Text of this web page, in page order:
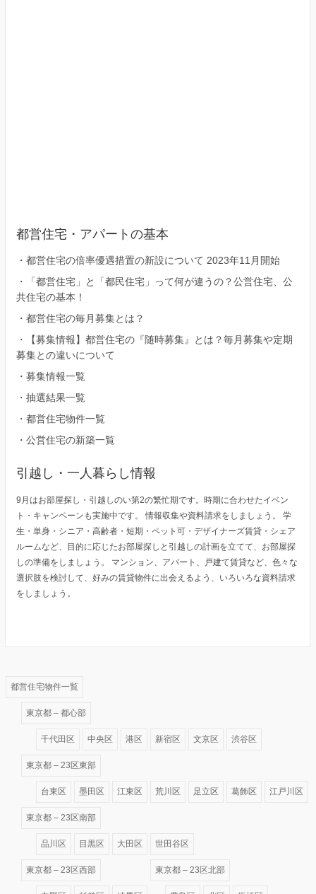
都営住宅・アパートの基本
・ 都営住宅の倍率優遇措置の新設について 2023年11月開始
・
「都営住宅」と「都民住宅」って何が違うの？公営住宅、公
共住宅の基本！
・ 都営住宅の毎月募集とは？
・
【募集情報】都営住宅の『随時募集』とは？毎月募集や定期
募集との違いについて
・ 募集情報一覧
・ 抽選結果一覧
・ 都営住宅物件一覧
・ 公営住宅の新築一覧
引越し・一人暮らし情報
9月はお部屋探し・引越しのい第2の繁忙期です。時期に合わせたイベン
ト・キャンペーンも実施中です。 情報収集や資料請求をしましょう。 学
生・単身・シニア・高齢者・短期・ペット可・デザイナーズ賃貸・シェア
ルームなど、目的に応じたお部屋探しと引越しの計画を立てて、お部屋探
しの準備をしましょう。 マンション、アパート、戸建て賃貸など、色々な
選択肢を検討して、好みの賃貸物件に出会えるよう、いろいろな資料請求
をしましょう。
都営住宅物件一覧
東京都 – 都心部
千代田区 中央区 港区 新宿区 文京区 渋谷区
東京都 – 23区東部
台東区 墨田区 江東区 荒川区 足立区 葛飾区 江戸川区
東京都 – 23区南部
品川区 目黒区 大田区 世田谷区
東京都 – 23区西部 東京都 – 23区北部